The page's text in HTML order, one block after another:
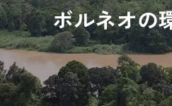
ボルネオの